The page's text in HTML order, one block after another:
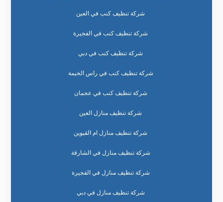
شركة تنظيف كنب في العين
شركة تنظيف كنب في الفجيرة
شركة تنظيف كنب في دبي
شركة تنظيف كنب في راس الخيمة
شركة تنظيف كنب في عجمان
شركة تنظيف منازل العين
شركة تنظيف منازل ام القيوين
شركة تنظيف منازل في الشارقة
شركة تنظيف منازل في الفجيرة
شركة تنظيف منازل في دبي